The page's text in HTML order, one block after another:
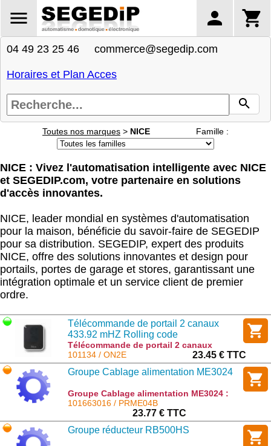
04 49 23 25 46 commerce@segedip.com
Horaires et Plan Acces
Toutes nos marques > NICE Famille :
NICE : Vivez l'automatisation intelligente avec NICE
et SEGEDIP.com, votre partenaire en solutions
d'accès innovantes.
NICE, leader mondial en systèmes d'automatisation
pour la maison, bénéficie du savoir-faire de SEGEDIP
pour sa distribution. SEGEDIP, expert des produits
NICE, offre des solutions innovantes et design pour
portails, portes de garage et stores, garantissant une
intégration optimale et un service client de premier
ordre.
Télécommande de portail 2 canaux
433.92 mHZ Rolling code
Télécommande de portail 2 canaux
433.92 mHZ Rolling code : ON2E
101134 / ON2E
23.45 € TTC
Groupe Cablage alimentation ME3024
Groupe Cablage alimentation ME3024 :
PRME04B
101663016 / PRME04B
23.77 € TTC
Groupe réducteur RB500HS